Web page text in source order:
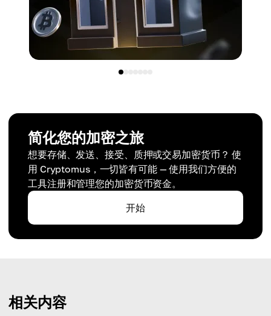
简化您的加密之旅
想要存储、发送、接受、质押或交易加密货币？ 使
用 Cryptomus，一切皆有可能 — 使用我们方便的
工具注册和管理您的加密货币资金。
开始
相关内容